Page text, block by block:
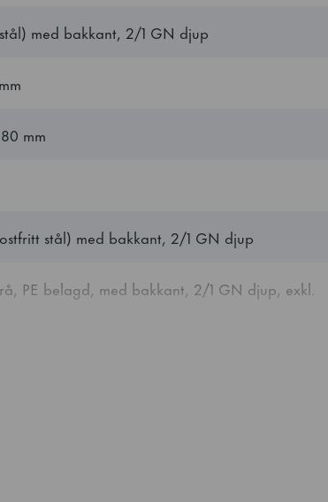
22, distance of 57 mm
Rostfritt stål AISI 304
Rostfritt stål AISI 304
med bakkant, 2/1 GN djup
mm
stål) med bakkant, 2/1 GN djup
PE belagd, med bakkant, 2/1 GN djup, exkl.
(3 st. + 1 st. botten trådhylla) med bakkant, 2/1